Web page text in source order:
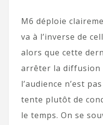
M6 déploie
va à l’inverse de
alors que cette
arrêter la diffusion
l’audience n’est
tente plutôt de
le temps. On se